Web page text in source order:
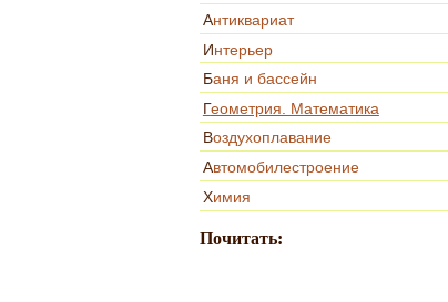
Антиквариат
Интерьер
Баня и бассейн
Геометрия. Математика
Воздухоплавание
Автомобилестроение
Химия
Почитать: